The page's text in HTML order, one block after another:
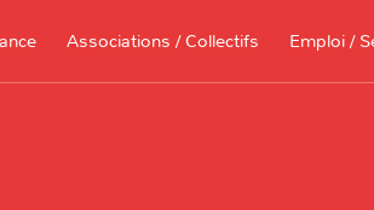
Associations / Collectifs Emploi /